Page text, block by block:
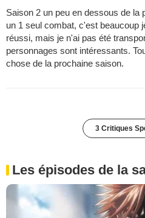
Saison 2 un peu en dessous de la
un 1 seul combat, c'est beaucoup
réussi, mais je n'ai pas été
personnages sont intéressants.
chose de la prochaine saison.
3 Critiques
Les épisodes de la